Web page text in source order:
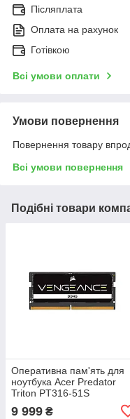
Післяплата
Оплата на рахунок
Готівкою
Всі умови оплати
Умови повернення
Повернення товару
Всі умови повернення
Подібні товари
Оперативна пам'ять для
ноутбука Acer Predator
Triton PT316-51S
9 999 ₴